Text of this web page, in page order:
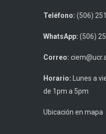
Teléfono: (506)
WhatsApp: (506)
Correo:
Horario: Lunes a
de 1pm a 5pm
Ubicación en mapa